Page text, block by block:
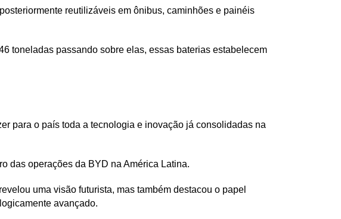
reutilizáveis em ônibus, caminhões e painéis
toneladas passando sobre elas, essas baterias estabelecem
para o país toda a tecnologia e inovação já consolidadas na
das operações da BYD na América Latina.
uma visão futurista, mas também destacou o papel
avançado.